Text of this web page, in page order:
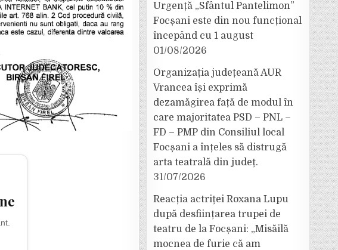
Urgență „Sfântul Pantelimon”
Focșani este din nou funcțional
începând cu 1 august
01/08/2026
Organizația județeană AUR
Vrancea își exprimă
dezamăgirea față de modul în
care majoritatea PSD – PNL –
FD – PMP din Consiliul local
Focșani a înțeles să distrugă
arta teatrală din județ.
31/07/2026
Reacția actriței Roxana Lupu
după desființarea trupei de
teatru de la Focșani: „Misăilă
mocnea de furie că am